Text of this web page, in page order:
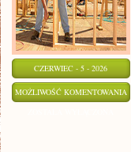
CZERWIEC - 5 - 2026
MOŻLIWOŚĆ KOMENTOWANIA